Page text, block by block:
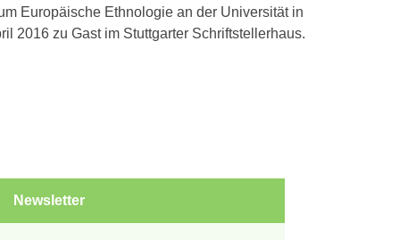
Europäische Ethnologie an der Universität in
2016 zu Gast im Stuttgarter Schriftstellerhaus.
Newsletter